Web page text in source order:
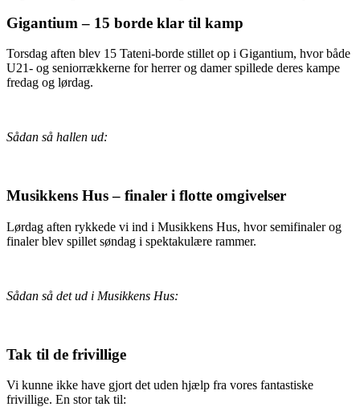
Gigantium – 15 borde klar til kamp
Torsdag aften blev 15 Tateni-borde stillet op i Gigantium, hvor både
U21- og seniorrækkerne for herrer og damer spillede deres kampe
fredag og lørdag.
Sådan så hallen ud:
Musikkens Hus – finaler i flotte omgivelser
Lørdag aften rykkede vi ind i Musikkens Hus, hvor semifinaler og
finaler blev spillet søndag i spektakulære rammer.
Sådan så det ud i Musikkens Hus:
Tak til de frivillige
Vi kunne ikke have gjort det uden hjælp fra vores fantastiske
frivillige. En stor tak til: